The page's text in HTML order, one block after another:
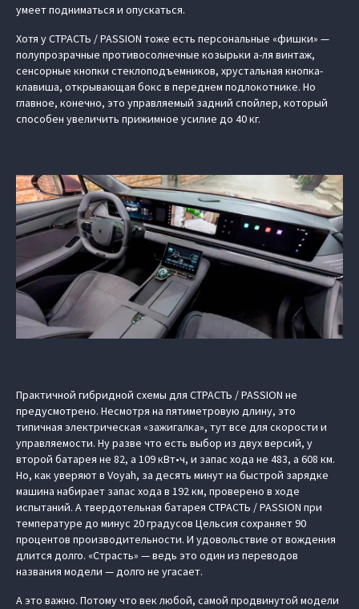
умеет подниматься и опускаться.
Хотя у СТРАСТЬ / PASSION тоже есть персональные «фишки» —
полупрозрачные противосолнечные козырьки а-ля винтаж,
сенсорные кнопки стеклоподъемников, хрустальная кнопка-
клавиша, открывающая бокс в переднем подлокотнике. Но
главное, конечно, это управляемый задний спойлер, который
способен увеличить прижимное усилие до 40 кг.
Практичной гибридной схемы для СТРАСТЬ / PASSION не
предусмотрено. Несмотря на пятиметровую длину, это
типичная электрическая «зажигалка», тут все для скорости и
управляемости. Ну разве что есть выбор из двух версий, у
второй батарея не 82, а 109 кВт•ч, и запас хода не 483, а 608 км.
Но, как уверяют в Voyah, за десять минут на быстрой зарядке
машина набирает запас хода в 192 км, проверено в ходе
испытаний. А твердотельная батарея СТРАСТЬ / PASSION при
температуре до минус 20 градусов Цельсия сохраняет 90
процентов производительности. И удовольствие от вождения
длится долго. «Страсть» — ведь это один из переводов
названия модели — долго не угасает.
А это важно. Потому что век любой, самой продвинутой модели